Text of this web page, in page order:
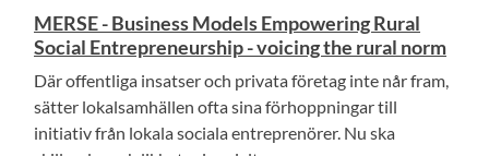
MERSE - Business Models Empowering Rural
Social Entrepreneurship - voicing the rural norm
Där offentliga insatser och privata företag inte når fram,
sätter lokalsamhällen ofta sina förhoppningar till
initiativ från lokala sociala entreprenörer. Nu ska